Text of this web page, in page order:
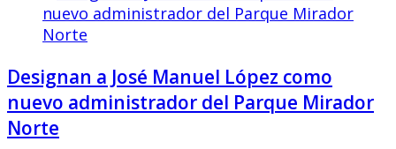
Designan a José Manuel López como
nuevo administrador del Parque Mirador
Norte